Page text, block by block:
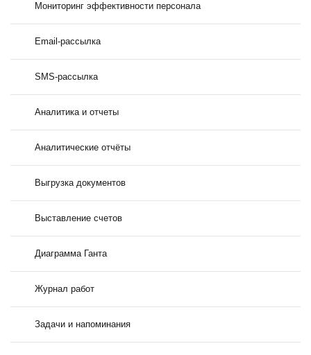
Мониторинг эффективности персонала
Email-рассылка
SMS-рассылка
Аналитика и отчеты
Аналитические отчёты
Выгрузка документов
Выставление счетов
Диаграмма Ганта
Журнал работ
Задачи и напоминания